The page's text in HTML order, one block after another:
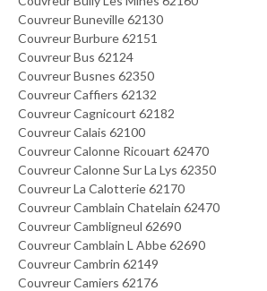
Couvreur Buneville 62130
Couvreur Burbure 62151
Couvreur Bus 62124
Couvreur Busnes 62350
Couvreur Caffiers 62132
Couvreur Cagnicourt 62182
Couvreur Calais 62100
Couvreur Calonne Ricouart 62470
Couvreur Calonne Sur La Lys 62350
Couvreur La Calotterie 62170
Couvreur Camblain Chatelain 62470
Couvreur Cambligneul 62690
Couvreur Camblain L Abbe 62690
Couvreur Cambrin 62149
Couvreur Camiers 62176